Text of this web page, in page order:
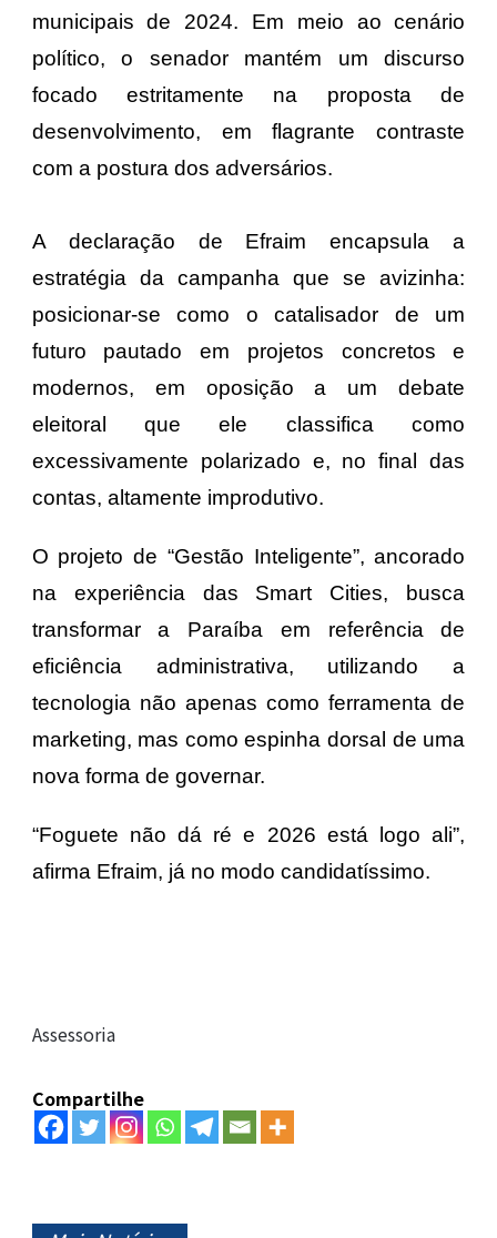
municipais de 2024. Em meio ao cenário
político, o senador mantém um discurso
focado estritamente na proposta de
desenvolvimento, em flagrante contraste
com a postura dos adversários.
​A declaração de Efraim encapsula a
estratégia da campanha que se avizinha:
posicionar-se como o catalisador de um
futuro pautado em projetos concretos e
modernos, em oposição a um debate
eleitoral que ele classifica como
excessivamente polarizado e, no final das
contas, altamente improdutivo.
​O projeto de “Gestão Inteligente”, ancorado
na experiência das Smart Cities, busca
transformar a Paraíba em referência de
eficiência administrativa, utilizando a
tecnologia não apenas como ferramenta de
marketing, mas como espinha dorsal de uma
nova forma de governar.
“Foguete não dá ré e 2026 está logo ali”,
afirma Efraim, já no modo candidatíssimo.
Assessoria
Compartilhe